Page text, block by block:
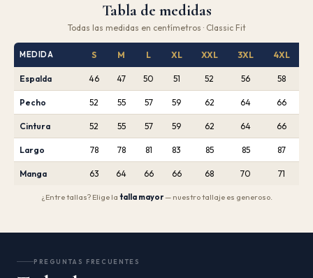
Tabla de medidas
Todas las medidas en centímetros · Classic Fit
MEDIDA S M L XL XXL 3XL 4XL
Espalda 46 47 50 51 52 56 58
Pecho 52 55 57 59 62 64 66
Cintura 52 55 57 59 62 64 66
Largo 78 78 81 83 85 85 87
Manga 63 64 66 66 68 70 71
¿Entre tallas? Elige la talla mayor— nuestro tallaje es generoso.
PREGUNTAS FRECUENTES